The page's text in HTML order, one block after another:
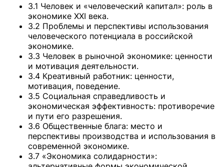
3.1 Человек и «человеческий капитал»: роль в
экономике XXI века.
3.2 Проблемы и перспективы использования
человеческого потенциала в российской
экономике.
3.3 Человек в рыночной экономике: ценности
и мотивация деятельности.
3.4 Креативный работник: ценности,
мотивация, поведение.
3.5 Социальная справедливость и
экономическая эффективность: противоречие
и пути его разрешения.
3.6 Общественные блага: место и
перспективы производства и использования в
современной экономике.
3.7 «Экономика солидарности»: